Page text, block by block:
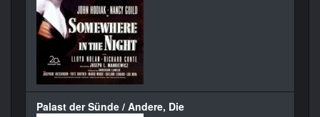
Palast der Sünde / Andere, Die